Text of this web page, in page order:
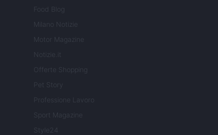
Food Blog
Milano Notizie
Motor Magazine
Notizie.it
Offerte Shopping
Pet Story
Professione Lavoro
Sport Magazine
Style24